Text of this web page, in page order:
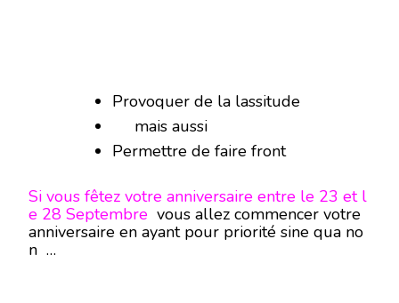
Provoquer de la lassitude
mais aussi
Permettre de faire front
Si vous fêtez votre anniversaire entre le 23 et l
e 28 Septembre vous allez commencer votre
anniversaire en ayant pour priorité sine qua no
n …